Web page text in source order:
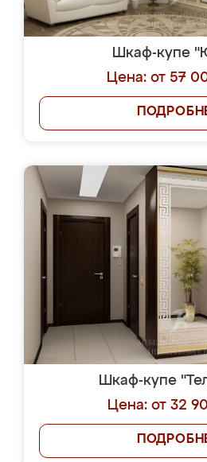
Шкаф-купе
Цена: от 57
Шкаф-купе
Цена: от 32